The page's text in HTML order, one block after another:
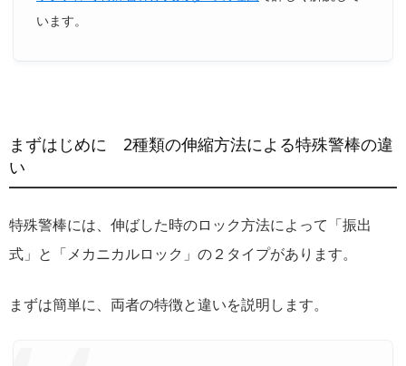
います。
まずはじめに 2種類の伸縮方法による特殊警棒の違
い
特殊警棒には、伸ばした時のロック方法によって「振出
式」と「メカニカルロック」の２タイプがあります。
まずは簡単に、両者の特徴と違いを説明します。